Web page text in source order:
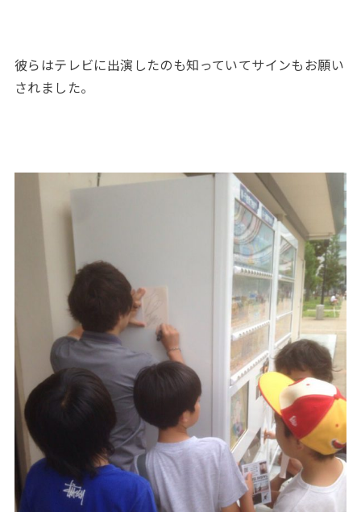
彼らはテレビに出演したのも知っていてサインもお願い
されました。